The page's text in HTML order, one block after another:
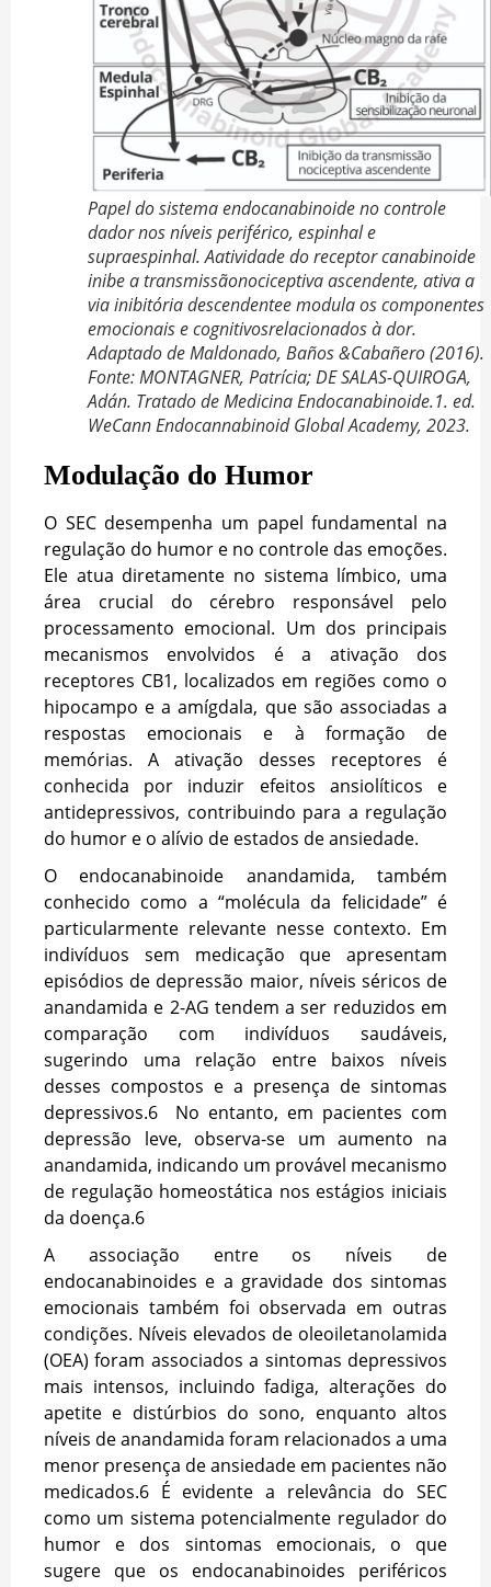
Papel do sistema endocanabinoide no controle
dador nos níveis periférico, espinhal e
supraespinhal. Aatividade do receptor canabinoide
inibe a transmissãonociceptiva ascendente, ativa a
via inibitória descendentee modula os componentes
emocionais e cognitivosrelacionados à dor.
Adaptado de Maldonado, Baños &Cabañero (2016).
Fonte: MONTAGNER, Patrícia; DE SALAS-QUIROGA,
Adán. Tratado de Medicina Endocanabinoide.1. ed.
WeCann Endocannabinoid Global Academy, 2023.
Modulação do Humor
O SEC desempenha um papel fundamental na
regulação do humor e no controle das emoções.
Ele atua diretamente no sistema límbico, uma
área crucial do cérebro responsável pelo
processamento emocional. Um dos principais
mecanismos envolvidos é a ativação dos
receptores CB1, localizados em regiões como o
hipocampo e a amígdala, que são associadas a
respostas emocionais e à formação de
memórias. A ativação desses receptores é
conhecida por induzir efeitos ansiolíticos e
antidepressivos, contribuindo para a regulação
do humor e o alívio de estados de ansiedade.
O endocanabinoide anandamida, também
conhecido como a “molécula da felicidade” é
particularmente relevante nesse contexto. Em
indivíduos sem medicação que apresentam
episódios de depressão maior, níveis séricos de
anandamida e 2-AG tendem a ser reduzidos em
comparação com indivíduos saudáveis,
sugerindo uma relação entre baixos níveis
desses compostos e a presença de sintomas
depressivos.6 No entanto, em pacientes com
depressão leve, observa-se um aumento na
anandamida, indicando um provável mecanismo
de regulação homeostática nos estágios iniciais
da doença.6
A associação entre os níveis de
endocanabinoides e a gravidade dos sintomas
emocionais também foi observada em outras
condições. Níveis elevados de oleoiletanolamida
(OEA) foram associados a sintomas depressivos
mais intensos, incluindo fadiga, alterações do
apetite e distúrbios do sono, enquanto altos
níveis de anandamida foram relacionados a uma
menor presença de ansiedade em pacientes não
medicados.6 É evidente a relevância do SEC
como um sistema potencialmente regulador do
humor e dos sintomas emocionais, o que
sugere que os endocanabinoides periféricos